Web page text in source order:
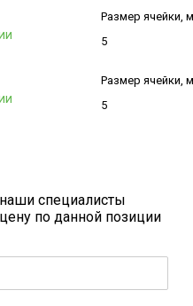
Размер ячейки,
5
Размер ячейки,
5
специалисты
по данной позиции